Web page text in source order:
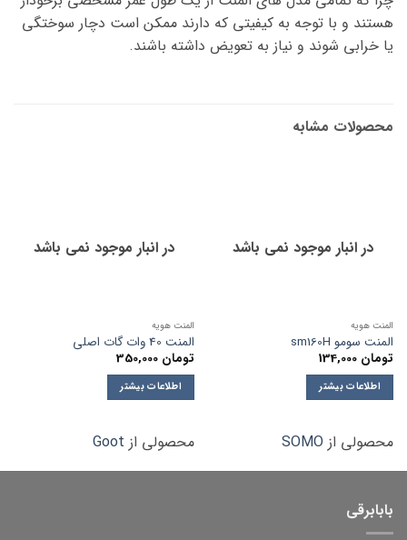
هستند و با توجه به کیفیتی که دارند ممکن است دچار سوختگی
یا خرابی شوند و نیاز به تعویض داشته باشند.
محصولات مشابه
در انبار موجود نمی باشد
المنت هویه
المنت سومو sm160H
تومان
اطلاعات بیشتر
محصولی از SOMO
در انبار موجود نمی باشد
المنت هویه
المنت 40 وات گات اصلی
تومان
اطلاعات بیشتر
محصولی از Goot
بابابرقی